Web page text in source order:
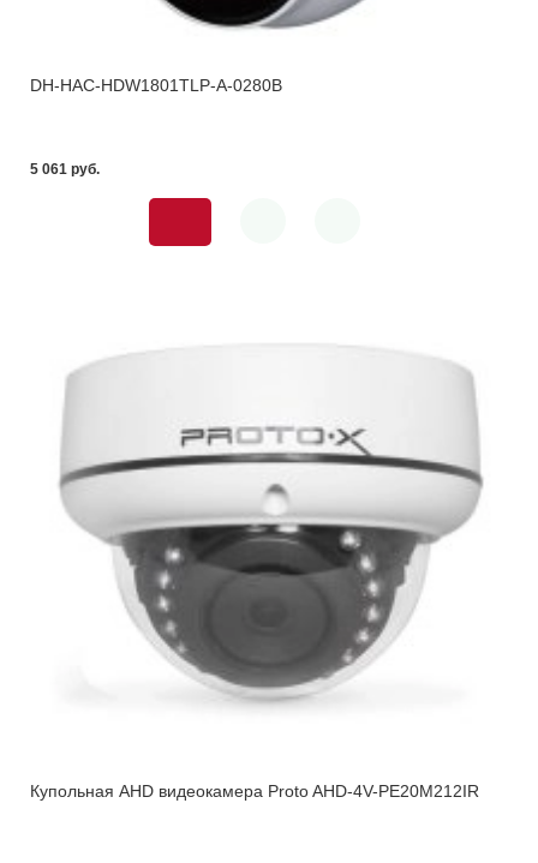
DH-HAC-HDW1801TLP-A-0280B
5 061 pуб.
Купольная AHD видеокамера Proto AHD-4V-PE20M212IR